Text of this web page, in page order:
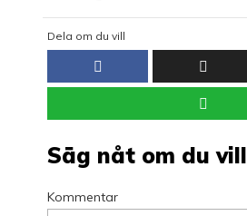
Dela om du vill
Säg nåt om du vill
Kommentar